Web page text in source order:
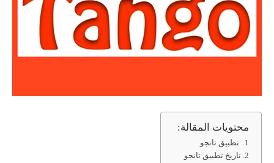
محتويات المقالة:
تطبيق تانجو
تاريخ تطبيق تانجو